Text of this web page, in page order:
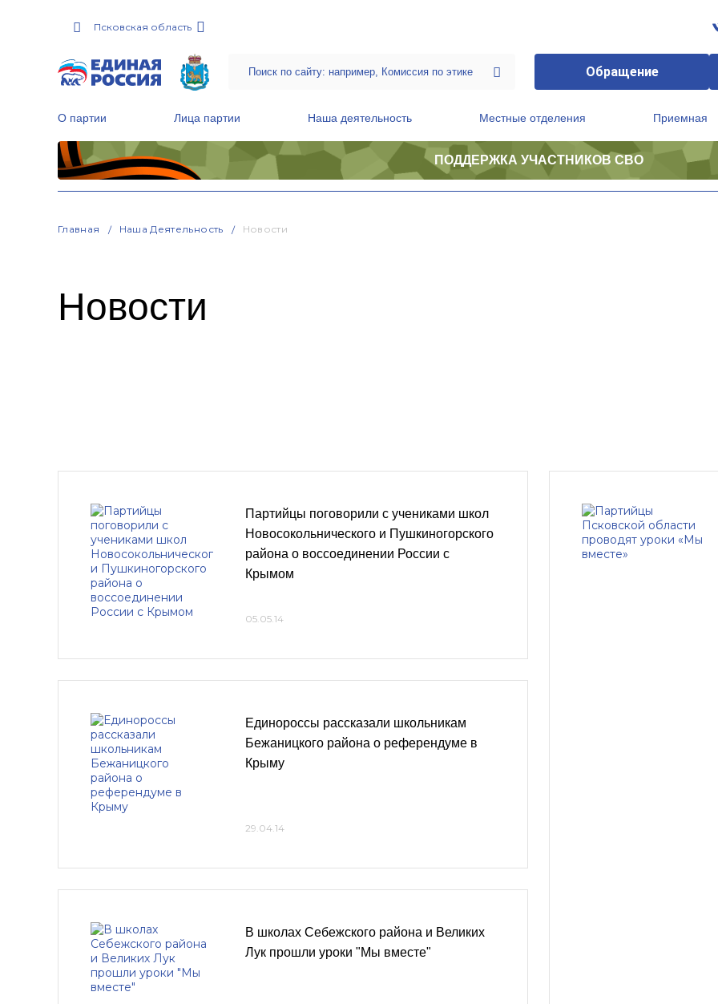
Псковская область
Обращение
О партии Лица партии Наша деятельность Местные отделения Приемная
ПОДДЕРЖКА УЧАСТНИКОВ СВО
Главная Наша Деятельность Новости
Новости
Партийцы поговорили с учениками школ
Новосокольнического и Пушкиногорского
района о воссоединении России с
Крымом
05.05.14
Единороссы рассказали школьникам
Бежаницкого района о референдуме в
Крыму
29.04.14
В школах Себежского района и Великих
Лук прошли уроки "Мы вместе"